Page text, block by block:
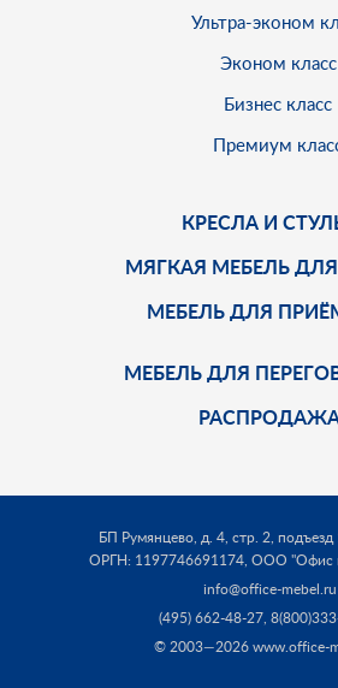
Ультра-эконом
Эконом класс
Бизнес класс
Премиум
КРЕСЛА И
МЯГКАЯ МЕБЕЛЬ
МЕБЕЛЬ ДЛЯ
МЕБЕЛЬ ДЛЯ
БП Румянцево, д. 4, стр. 2,
ОРГН: 1197746691174, ООО "Офис
info@office-mebel.ru
(495) 662-48-27,
© 2003—2026 www.office-